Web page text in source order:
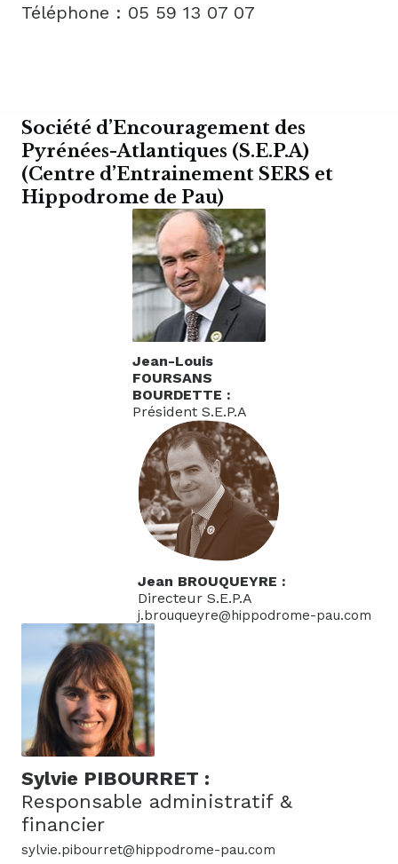
Téléphone : 05 59 13 07 07
Société d’Encouragement des
Pyrénées-Atlantiques (S.E.P.A)
(Centre d’Entrainement SERS et
Hippodrome de Pau)
Jean-Louis
FOURSANS
BOURDETTE :
Président S.E.P.A
Jean BROUQUEYRE :
Directeur S.E.P.A
j.brouqueyre@hippodrome-pau.com
Sylvie PIBOURRET :
Responsable administratif &
financier
sylvie.pibourret@hippodrome-pau.com